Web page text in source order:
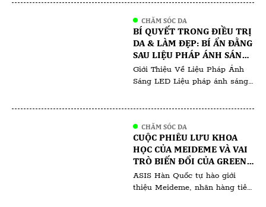
Thanh Thiên và Phượng Tara tổ
chức , quy tụ hàng trăm
chuyên gia , khách mời và học
viên đến từ khắp nơi trong và
ngoài nước. Sự […]
CHĂM SÓC DA
BÍ QUYẾT TRONG ĐIỀU TRỊ
DA & LÀM ĐẸP: BÍ ẨN ĐẰNG
SAU LIỆU PHÁP ÁNH SÁNG
LED: KHÁM PHÁ BÍ QUYẾT
ĐỂ CÓ LÀN DA RẠNG RỠ
Giới Thiệu Về Liệu Pháp Ánh
Sáng LED Liệu pháp ánh sáng
làm đẹp và người tiêu dùng.
Phương pháp không xâm lấn
này sử dụng các bước sóng ánh
sáng đặc thù để giải quyết […]
CHĂM SÓC DA
CUỘC PHIÊU LƯU KHOA
HỌC CỦA MEIDEME VÀ VAI
TRÒ BIẾN ĐỔI CỦA GREEN
SALVIA TRONG HỘI CHỨNG
NGHIỆN CORTICOID
ASIS Hàn Quốc tự hào giới
thiệu Meideme, nhãn hàng tiên